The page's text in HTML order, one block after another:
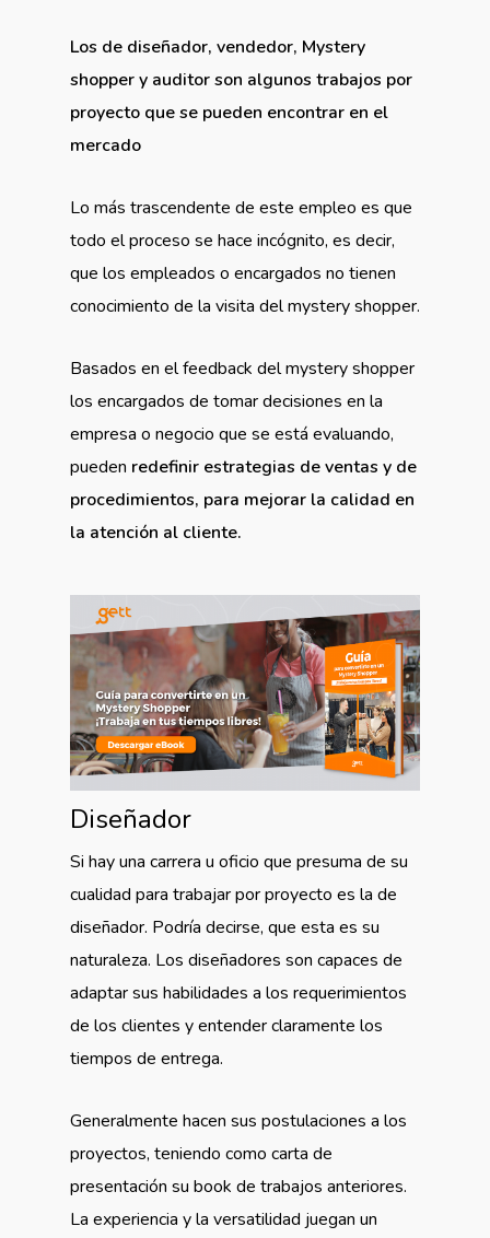
Los de diseñador, vendedor, Mystery
shopper y auditor son algunos trabajos por
proyecto que se pueden encontrar en el
mercado
Lo más trascendente de este empleo es que
todo el proceso se hace incógnito, es decir,
que los empleados o encargados no tienen
conocimiento de la visita del mystery shopper.
Basados en el feedback del mystery shopper
los encargados de tomar decisiones en la
empresa o negocio que se está evaluando,
pueden redefinir estrategias de ventas y de
procedimientos, para mejorar la calidad en
la atención al cliente.
Diseñador
Si hay una carrera u oficio que presuma de su
cualidad para trabajar por proyecto es la de
diseñador. Podría decirse, que esta es su
naturaleza. Los diseñadores son capaces de
adaptar sus habilidades a los requerimientos
de los clientes y entender claramente los
tiempos de entrega.
Generalmente hacen sus postulaciones a los
proyectos, teniendo como carta de
presentación su book de trabajos anteriores.
La experiencia y la versatilidad juegan un